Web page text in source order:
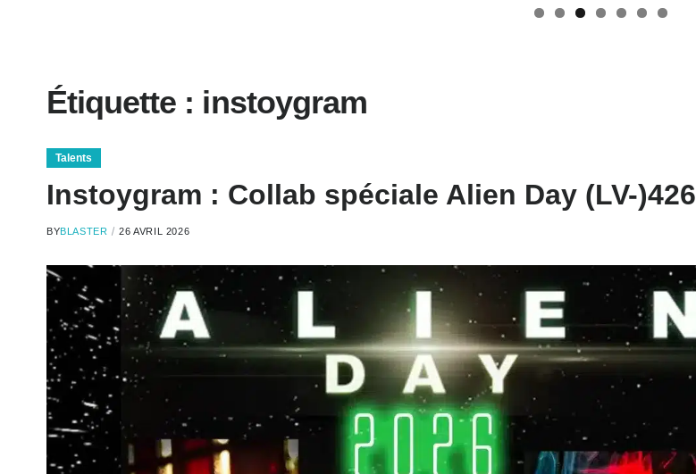
Étiquette : instoygram
Talents
Instoygram : Collab spéciale Alien Day (LV-)426
BYBLASTER 26 AVRIL 2026